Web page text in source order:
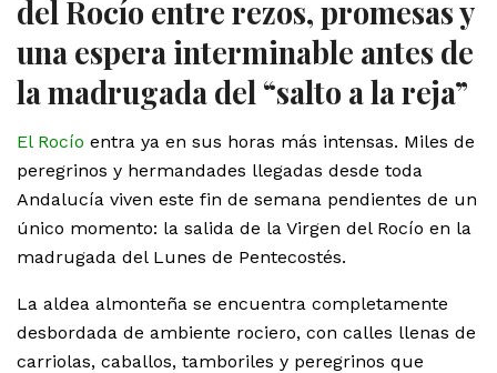
del Rocío entre rezos, promesas y
una espera interminable antes de
la madrugada del “salto a la reja”
El Rocío entra ya en sus horas más intensas. Miles de
peregrinos y hermandades llegadas desde toda
Andalucía viven este fin de semana pendientes de un
único momento: la salida de la Virgen del Rocío en la
madrugada del Lunes de Pentecostés.
La aldea almonteña se encuentra completamente
desbordada de ambiente rociero, con calles llenas de
carriolas, caballos, tamboriles y peregrinos que